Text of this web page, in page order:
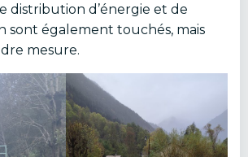
distribution d’énergie et de
sont également touchés, mais
mesure.